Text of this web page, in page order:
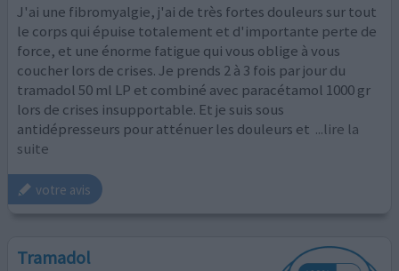
J'ai une fibromyalgie, j'ai de très fortes douleurs sur tout
le corps qui épuise totalement et d'importante perte de
force, et une énorme fatigue qui vous oblige à vous
coucher lors de crises. Je prends 2 à 3 fois par jour du
tramadol 50 ml LP et combiné avec paracétamol 1000 gr
lors de crises insupportable. Et je suis sous
antidépresseurs pour atténuer les douleurs et ...lire la
suite
votre avis
Tramadol